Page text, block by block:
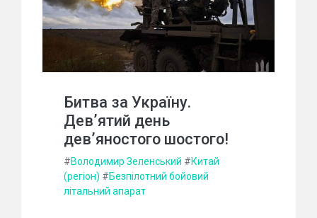
Битва за Україну.
Дев’ятий день
дев’яностого шостого!
#Володимир Зеленський #Китай
(регіон) #Безпілотний бойовий
літальний апарат